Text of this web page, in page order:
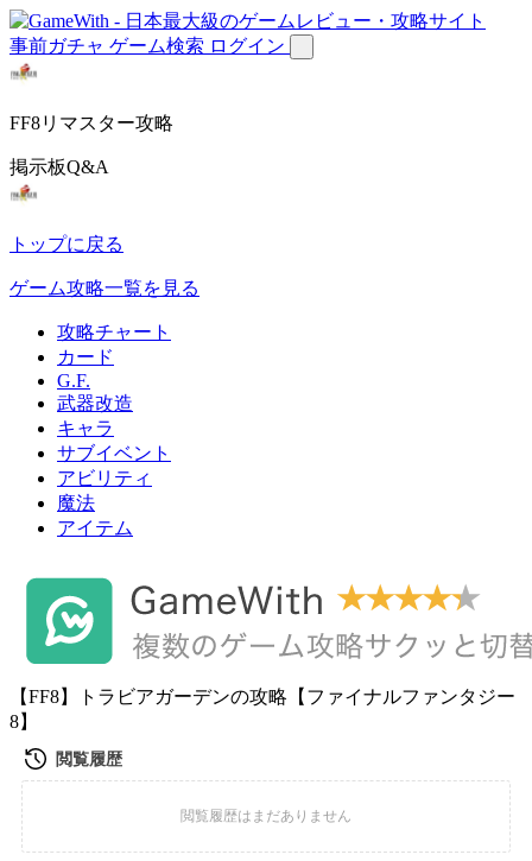
事前ガチャ ゲーム検索 ログイン
FF8リマスター攻略
掲示板Q&A
トップに戻る
ゲーム攻略一覧を見る
攻略チャート
カード
G.F.
武器改造
キャラ
サブイベント
アビリティ
魔法
アイテム
【FF8】トラビアガーデンの攻略【ファイナルファンタジー
8】